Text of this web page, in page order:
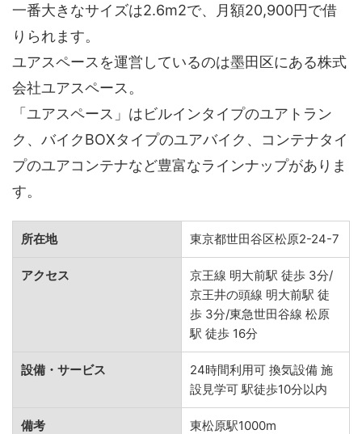
一番大きなサイズは2.6m2で、月額20,900円で借
りられます。
ユアスペースを運営しているのは墨田区にある株式
会社ユアスペース。
「ユアスペース」はビルインタイプのユアトラン
ク、バイクBOXタイプのユアバイク、コンテナタイ
プのユアコンテナなど豊富なラインナップがありま
す。
所在地 東京都世田谷区松原2-24-7
アクセス
京王線 明大前駅 徒歩 3分/
京王井の頭線 明大前駅 徒
歩 3分/東急世田谷線 松原
駅 徒歩 16分
設備・サービス
24時間利用可 換気設備 施
設見学可 駅徒歩10分以内
備考 東松原駅1000m